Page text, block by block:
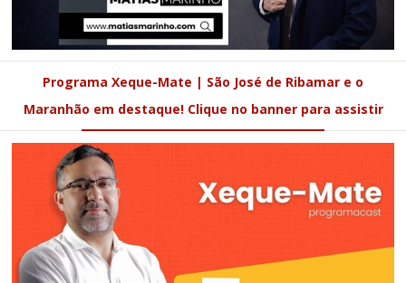
Programa Xeque-Mate | São José de Ribamar e o
Maranhão em destaque! Clique no banner para assistir